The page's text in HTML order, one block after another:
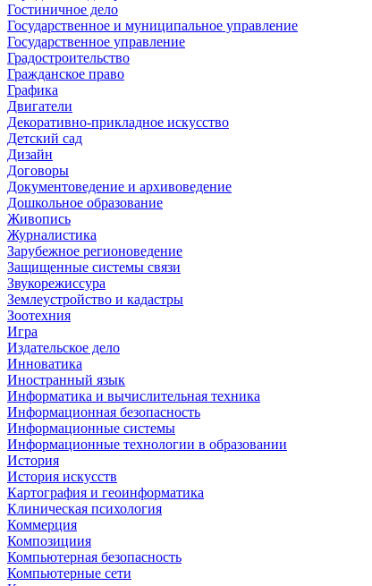
Гостиничное дело
Государственное и муниципальное управление
Государственное управление
Градостроительство
Гражданское право
Графика
Двигатели
Декоративно-прикладное искусство
Детский сад
Дизайн
Договоры
Документоведение и архивоведение
Дошкольное образование
Живопись
Журналистика
Зарубежное регионоведение
Защищенные системы связи
Звукорежиссура
Землеустройство и кадастры
Зоотехния
Игра
Издательское дело
Инноватика
Иностранный язык
Информатика и вычислительная техника
Информационная безопасность
Информационные системы
Информационные технологии в образовании
История
История искусств
Картография и геоинформатика
Клиническая психология
Коммерция
Композициия
Компьютерная безопасность
Компьютерные сети